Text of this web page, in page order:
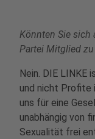
Könnten Sie sich
Partei Mitglied
Nein. DIE LINKE
und nicht Profite
uns für eine
unabhängig von
Sexualität frei